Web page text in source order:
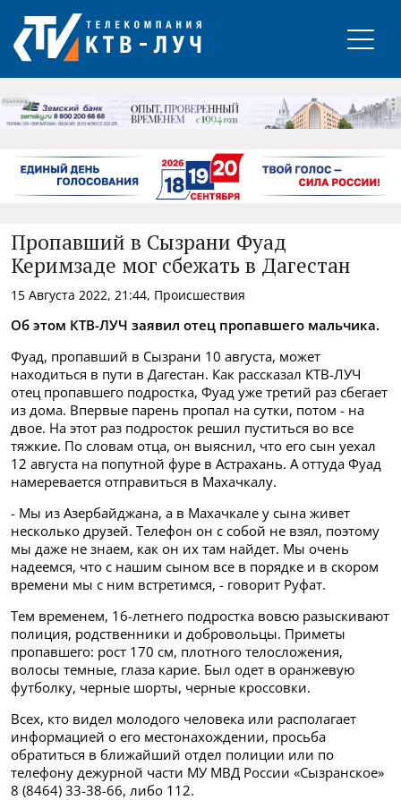
РЕКЛАМА
Пропавший в Сызрани Фуад
Керимзаде мог сбежать в Дагестан
15 Августа 2022, 21:44, Происшествия
Об этом КТВ-ЛУЧ заявил отец пропавшего мальчика.
Фуад, пропавший в Сызрани 10 августа, может
находиться в пути в Дагестан. Как рассказал КТВ-ЛУЧ
отец пропавшего подростка, Фуад уже третий раз сбегает
из дома. Впервые парень пропал на сутки, потом - на
двое. На этот раз подросток решил пуститься во все
тяжкие. По словам отца, он выяснил, что его сын уехал
12 августа на попутной фуре в Астрахань. А оттуда Фуад
намеревается отправиться в Махачкалу.
- Мы из Азербайджана, а в Махачкале у сына живет
несколько друзей. Телефон он с собой не взял, поэтому
мы даже не знаем, как он их там найдет. Мы очень
надеемся, что с нашим сыном все в порядке и в скором
времени мы с ним встретимся, - говорит Руфат.
Тем временем, 16-летнего подростка вовсю разыскивают
полиция, родственники и добровольцы. Приметы
пропавшего: рост 170 см, плотного телосложения,
волосы темные, глаза карие. Был одет в оранжевую
футболку, черные шорты, черные кроссовки.
Всех, кто видел молодого человека или располагает
информацией о его местонахождении, просьба
обратиться в ближайший отдел полиции или по
телефону дежурной части МУ МВД России «Сызранское»
8 (8464) 33-38-66, либо 112.